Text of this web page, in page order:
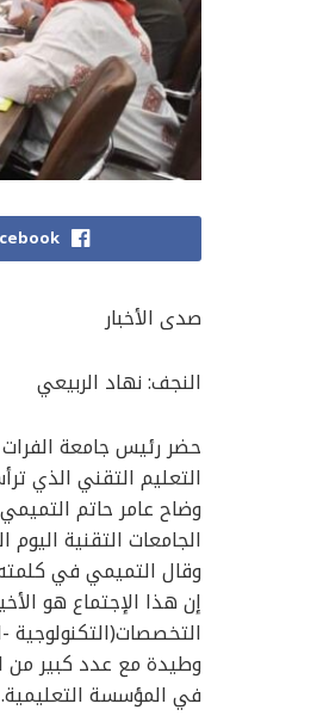
صدى الأخبار
النجف: نهاد الربيعي
حضر رئيس جامعة الفرات
التعليم التقني الذي
وضاح عامر حاتم
الجامعات التقنية اليوم الثلاثاء ١٤
وقال التميمي في
إن هذا الإجتماع هو
التخصصات(التكنولوجية -
وطيدة مع عدد كبير من
في المؤسسة التعليمية.